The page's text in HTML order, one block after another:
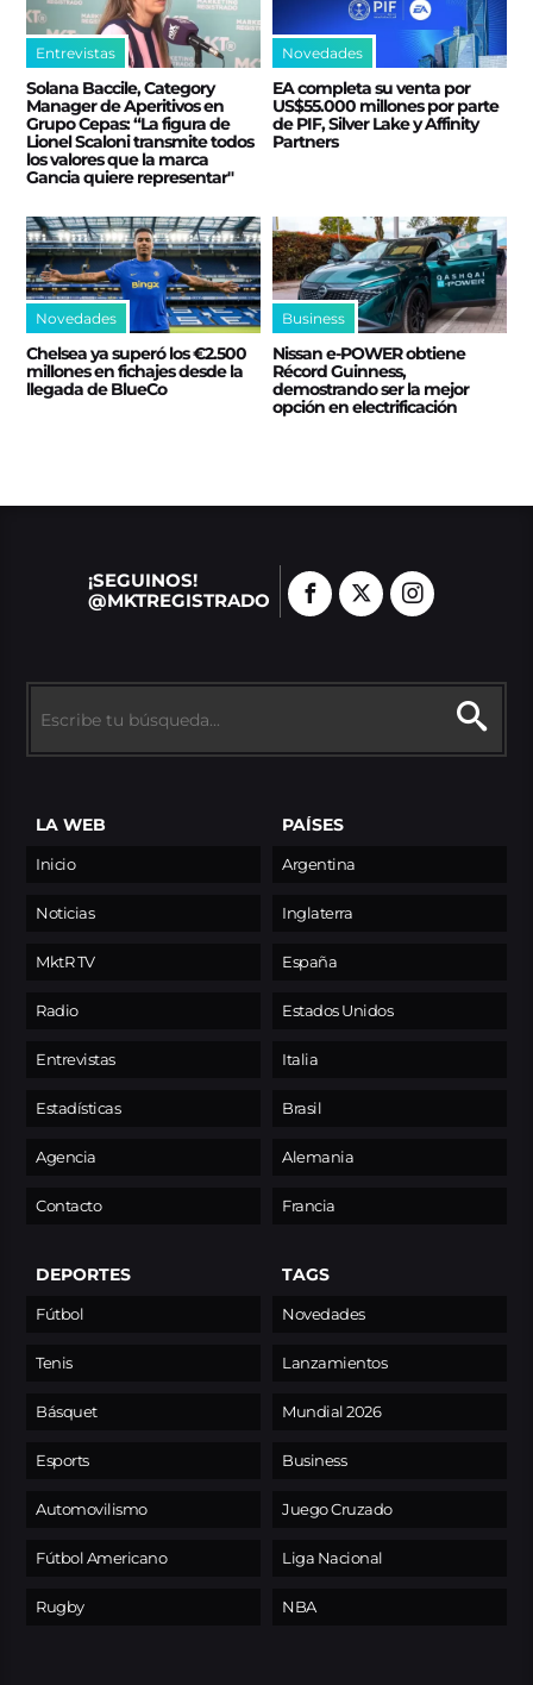
Entrevistas
Solana Baccile, Category
Manager de Aperitivos en
Grupo Cepas: “La figura de
Lionel Scaloni transmite todos
los valores que la marca
Gancia quiere representar"
Novedades
EA completa su venta por
US$55.000 millones por parte
de PIF, Silver Lake y Affinity
Partners
Novedades
Chelsea ya superó los €2.500
millones en fichajes desde la
llegada de BlueCo
Business
Nissan e‑POWER obtiene
Récord Guinness,
demostrando ser la mejor
opción en electrificación
¡SEGUINOS!
@MKTREGISTRADO
LA WEB
Inicio
Noticias
MktR TV
Radio
Entrevistas
Estadísticas
Agencia
Contacto
PAÍSES
Argentina
Inglaterra
España
Estados Unidos
Italia
Brasil
Alemania
Francia
DEPORTES
Fútbol
Tenis
Básquet
Esports
Automovilismo
Fútbol Americano
Rugby
TAGS
Novedades
Lanzamientos
Mundial 2026
Business
Juego Cruzado
Liga Nacional
NBA